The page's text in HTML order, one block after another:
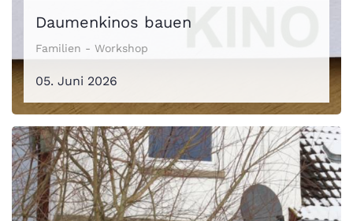
Daumenkinos bauen
Familien - Workshop
05. Juni 2026